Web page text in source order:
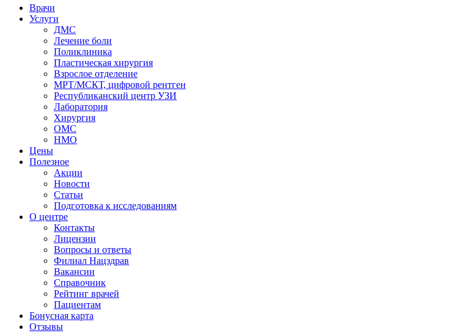
Врачи
Услуги
ДМС
Лечение боли
Поликлиника
Пластическая хирургия
Взрослое отделение
МРТ/МСКТ, цифровой рентген
Республиканский центр УЗИ
Лаборатория
Хирургия
ОМС
НМО
Цены
Полезное
Акции
Новости
Статьи
Подготовка к исследованиям
О центре
Контакты
Лицензии
Вопросы и ответы
Филиал Нацздрав
Вакансии
Справочник
Рейтинг врачей
Пациентам
Бонусная карта
Отзывы